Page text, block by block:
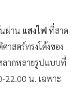
ผ่าน แสงไฟ ที่สาด
าสตร์ทรงโค้งของ
ากหลายรูปแบบที่
22.00 น. เฉพาะ